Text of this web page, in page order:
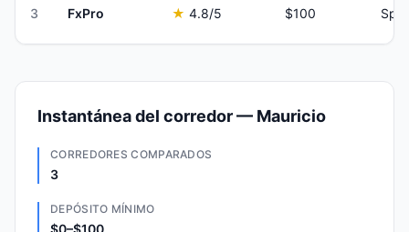
3 FxPro ★ 4.8/5 $100
Instantánea del corredor — Mauricio
CORREDORES COMPARADOS
3
DEPÓSITO MÍNIMO
$0–$100